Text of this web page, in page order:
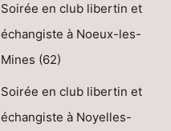
Soirée en club libertin et
échangiste à Noeux-les-
Mines (62)
Soirée en club libertin et
échangiste à Noyelles-